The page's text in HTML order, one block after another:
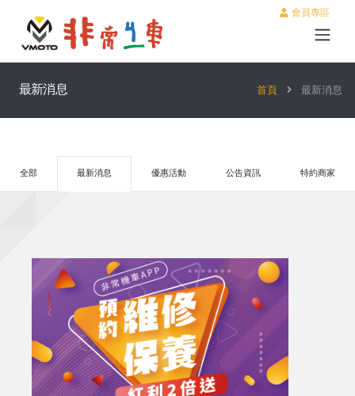
會員專區
最新消息 首頁 最新消息
全部 最新消息 優惠活動 公告資訊 特約商家